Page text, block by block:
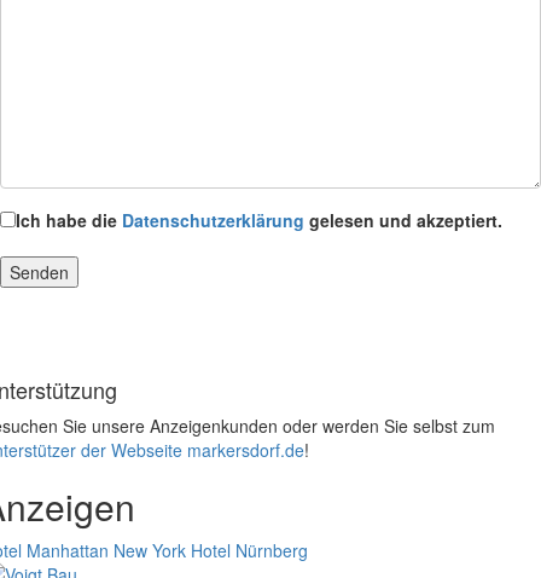
Ich habe die Datenschutzerklärung gelesen und akzeptiert.
Sie unsere Anzeigenkunden oder werden Sie selbst zum
der Webseite markersdorf.de!
Manhattan New York Hotel Nürnberg